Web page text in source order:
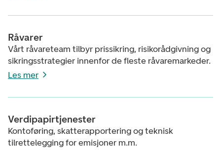
Råvarer
Vårt råvareteam tilbyr prissikring, risikorådgivning og
sikringsstrategier innenfor de fleste råvaremarkeder.
Les mer
Verdipapirtjenester
Kontoføring, skatterapportering og teknisk
tilrettelegging for emisjoner m.m.